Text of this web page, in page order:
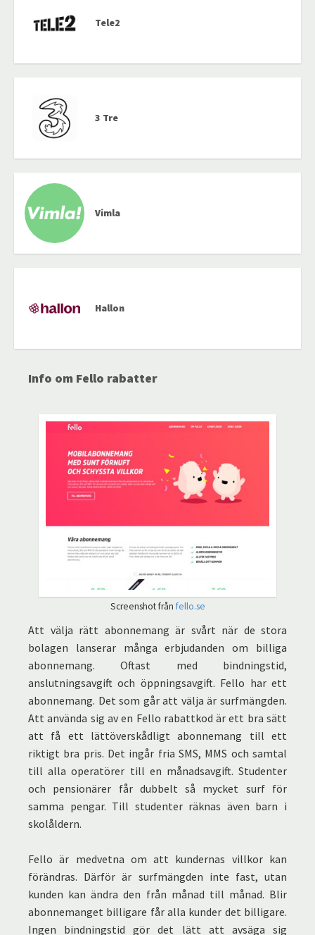
Tele2
3 Tre
Vimla
Hallon
Info om Fello rabatter
Screenshot från fello.se
Att välja rätt abonnemang är svårt när de stora
bolagen lanserar många erbjudanden om billiga
abonnemang. Oftast med bindningstid,
anslutningsavgift och öppningsavgift. Fello har ett
abonnemang. Det som går att välja är surfmängden.
Att använda sig av en Fello rabattkod är ett bra sätt
att få ett lättöverskådligt abonnemang till ett
riktigt bra pris. Det ingår fria SMS, MMS och samtal
till alla operatörer till en månadsavgift. Studenter
och pensionärer får dubbelt så mycket surf för
samma pengar. Till studenter räknas även barn i
skolåldern.
Fello är medvetna om att kundernas villkor kan
förändras. Därför är surfmängden inte fast, utan
kunden kan ändra den från månad till månad. Blir
abonnemanget billigare får alla kunder det billigare.
Ingen bindningstid gör det lätt att avsäga sig